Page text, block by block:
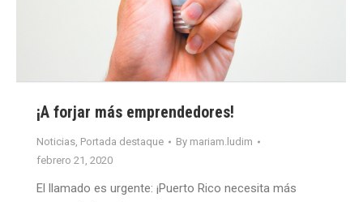
¡A forjar más emprendedores!
Noticias, Portada destaque By mariam.ludim
febrero 21, 2020
El llamado es urgente: ¡Puerto Rico necesita más